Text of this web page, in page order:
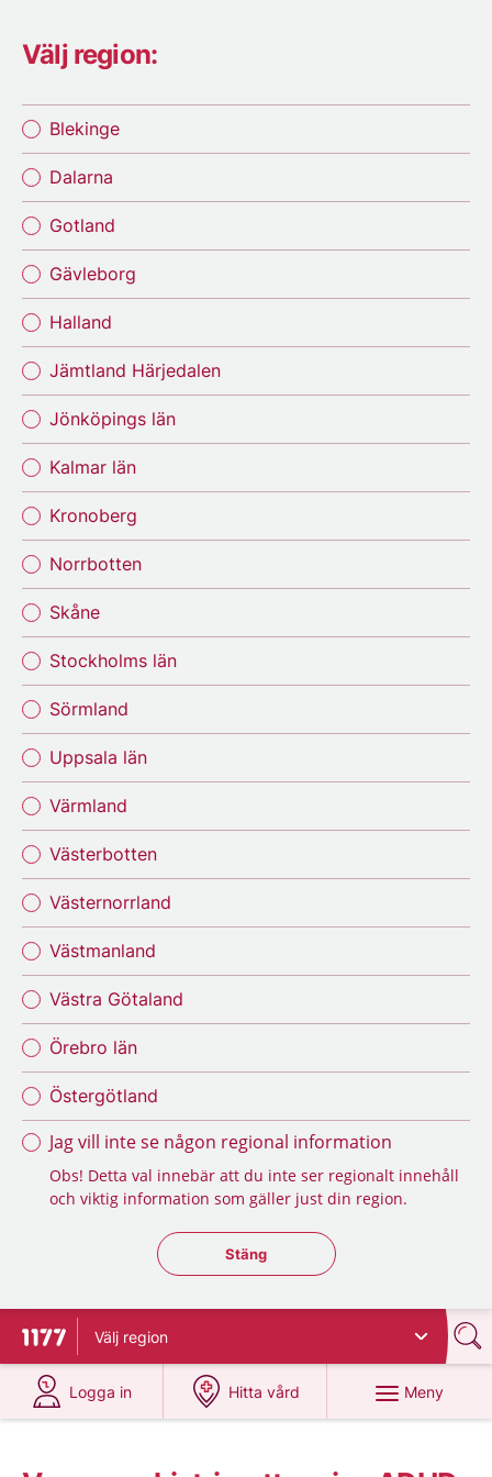
Välj region:
Blekinge
Dalarna
Gotland
Gävleborg
Halland
Jämtland Härjedalen
Jönköpings län
Kalmar län
Kronoberg
Norrbotten
Skåne
Stockholms län
Sörmland
Uppsala län
Värmland
Västerbotten
Västernorrland
Västmanland
Västra Götaland
Örebro län
Östergötland
Jag vill inte se någon regional information
Obs! Detta val innebär att du inte ser regionalt innehåll
och viktig information som gäller just din region.
Stäng regionsväljaren
Stäng
Till startsidan för 1177
Välj region
Logga in
på 1177.se
Hitta vård
på 1177.se
Meny